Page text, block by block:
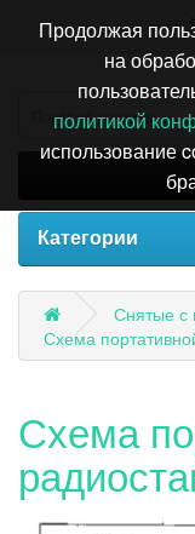
Категории
Снятые с
Схема
Схема
Продолжая
на
политикой
использование